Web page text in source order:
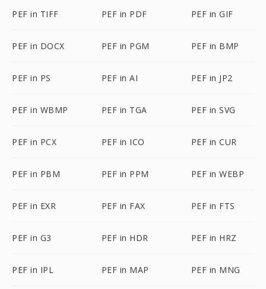
PEF in TIFF PEF in PDF PEF in GIF
PEF in DOCX PEF in PGM PEF in BMP
PEF in PS PEF in AI PEF in JP2
PEF in WBMP PEF in TGA PEF in SVG
PEF in PCX PEF in ICO PEF in CUR
PEF in PBM PEF in PPM PEF in WEBP
PEF in EXR PEF in FAX PEF in FTS
PEF in G3 PEF in HDR PEF in HRZ
PEF in IPL PEF in MAP PEF in MNG